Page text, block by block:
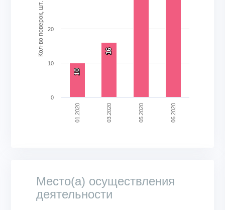
Кол-во поверок, шт.
10
10
16
16
01.2020 03.2020 05.2020 06.2020
0
10
20
Место(а) осуществления
деятельности